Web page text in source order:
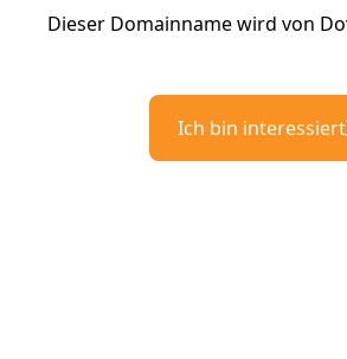
Dieser Domainname wird von
Ich bin interessiert